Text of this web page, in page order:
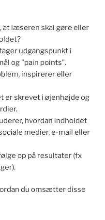
at læseren skal gøre eller
udgangspunkt i
og ”pain points”.
inspirerer eller
er skrevet i øjenhøjde og
hvordan indholdet
medier, e-mail eller
op på resultater (fx
du omsætter disse